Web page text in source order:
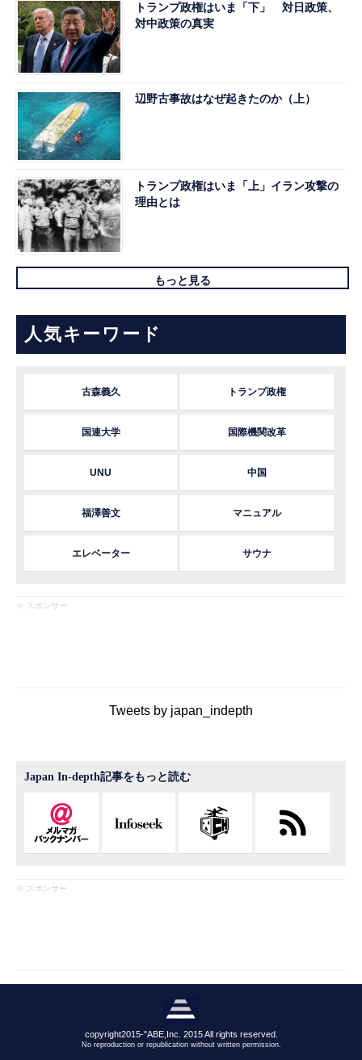
トランプ政権はいま「下」 対日政策、
対中政策の真実
辺野古事故はなぜ起きたのか（上）
トランプ政権はいま「上」イラン攻撃の
理由とは
もっと見る
人気キーワード
古森義久 トランプ政権
国連大学 国際機関改革
UNU 中国
福澤善文 マニュアル
エレベーター サウナ
※ スポンサー
Tweets by japan_indepth
Japan In-depth記事をもっと読む
※ スポンサー
copyright2015-"ABE,Inc. 2015 All rights reserved.
No reproduction or republication without written permission.